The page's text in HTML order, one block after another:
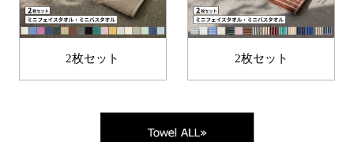
2枚セット 2枚セット